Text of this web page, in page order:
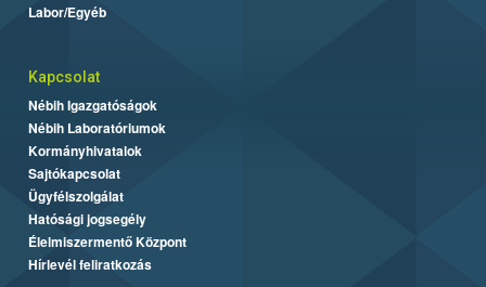
Labor/Egyéb
Kapcsolat
Nébih Igazgatóságok
Nébih Laboratóriumok
Kormányhivatalok
Sajtókapcsolat
Ügyfélszolgálat
Hatósági jogsegély
Élelmiszermentő Központ
Hírlevél feliratkozás